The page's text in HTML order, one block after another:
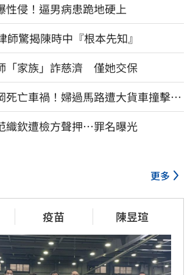
性侵！逼男病患跪地硬上
師驚揭陳時中『根本先知』
「家族」詐慈濟 僅她交保
死亡車禍！婦過馬路遭大貨車撞擊…
路口
織欽遭檢方聲押…罪名曝光
更多
疫苗 陳昱瑄